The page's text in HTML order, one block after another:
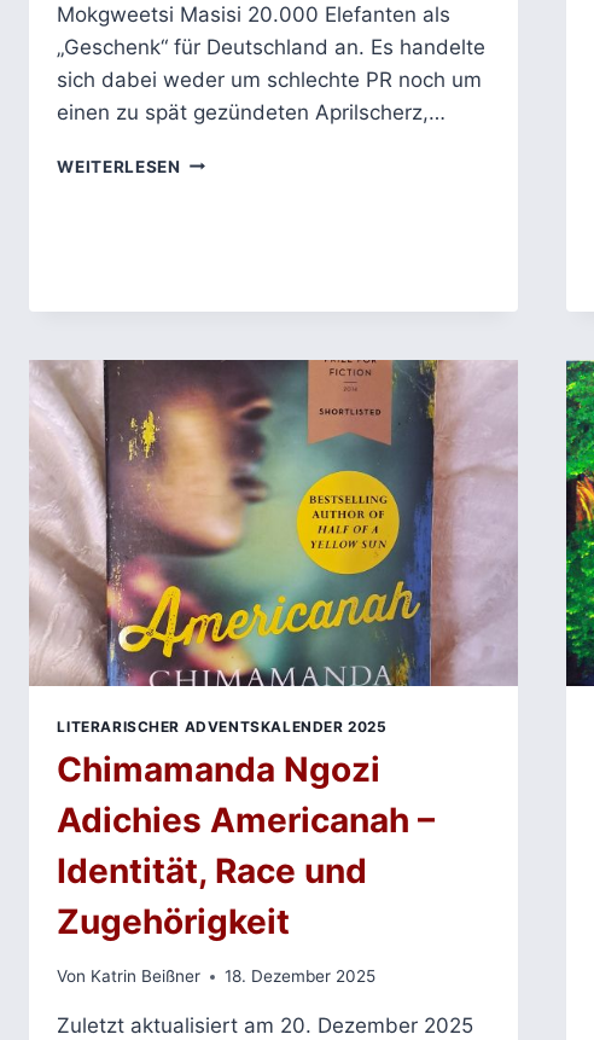
Mokgweetsi Masisi 20.000 Elefanten als
„Geschenk“ für Deutschland an. Es handelte
sich dabei weder um schlechte PR noch um
einen zu spät gezündeten Aprilscherz,…
WEITERLESEN DAS
ÜBER
ELEFANTEN
IN
BERLIN
LITERARISCHER ADVENTSKALENDER 2025
Chimamanda Ngozi
Adichies Americanah –
Identität, Race und
Zugehörigkeit
Von Katrin Beißner 18. Dezember 2025
Zuletzt aktualisiert am 20. Dezember 2025